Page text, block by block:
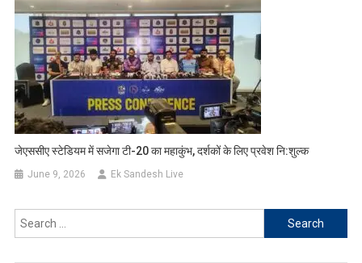
जेएससीए स्टेडियम में सजेगा टी-20 का महाकुंभ, दर्शकों के लिए प्रवेश नि:शुल्क
June 9, 2026 Ek Sandesh Live
Search
for: